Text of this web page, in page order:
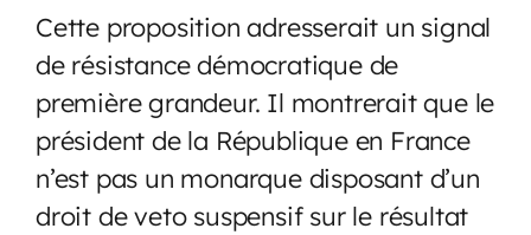
Cette proposition adresserait un signal
de résistance démocratique de
première grandeur. Il montrerait que le
président de la République en France
n’est pas un monarque disposant d’un
droit de veto suspensif sur le résultat